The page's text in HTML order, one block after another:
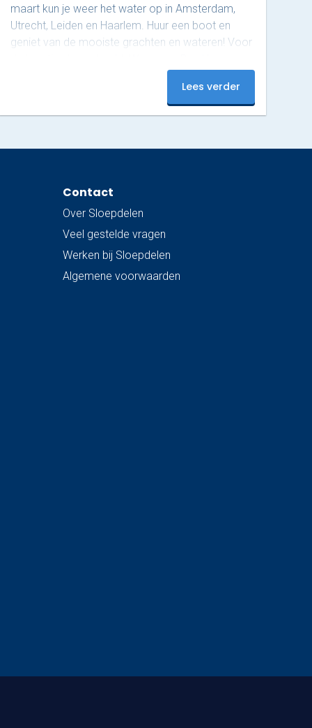
maart kun je weer het water op in Amsterdam,
Utrecht, Leiden en Haarlem. Huur een boot en
geniet van de mooiste grachten en wateren! Voor
moet je nog even wachten, daar start het
vaarseizoen op 1 april. Waar ga jij als eerste
varen? Boek nu en beleef een onvergetelijke start
Lees verder
Contact
Over Sloepdelen
Veel gestelde vragen
Werken bij Sloepdelen
Algemene voorwaarden